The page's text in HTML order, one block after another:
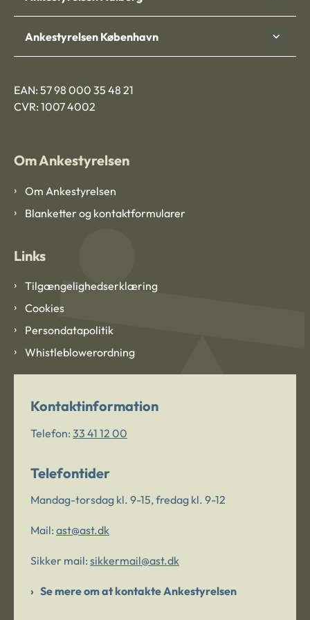
Ankestyrelsen København
EAN: 57 98 000 35 48 21
CVR: 1007 4002
Om Ankestyrelsen
Om Ankestyrelsen
Blanketter og kontaktformularer
Links
Tilgængelighedserklæring
Cookies
Persondatapolitik
Whistleblowerordning
Kontaktinformation
Telefon: 33 41 12 00
Telefontider
Mandag-torsdag kl. 9-15, fredag kl. 9-12
Mail: ast@ast.dk
Sikker mail: sikkermail@ast.dk
Se mere om at kontakte Ankestyrelsen